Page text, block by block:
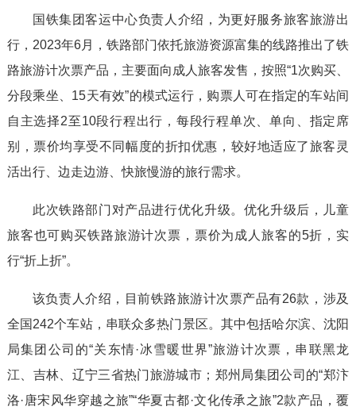
国铁集团客运中心负责人介绍，为更好服务旅客旅游出
行，2023年6月，铁路部门依托旅游资源富集的线路推出了铁
路旅游计次票产品，主要面向成人旅客发售，按照“1次购买、
分段乘坐、15天有效”的模式运行，购票人可在指定的车站间
自主选择2至10段行程出行，每段行程单次、单向、指定席
别，票价均享受不同幅度的折扣优惠，较好地适应了旅客灵
活出行、边走边游、快旅慢游的旅行需求。
此次铁路部门对产品进行优化升级。优化升级后，儿童
旅客也可购买铁路旅游计次票，票价为成人旅客的5折，实
行“折上折”。
该负责人介绍，目前铁路旅游计次票产品有26款，涉及
全国242个车站，串联众多热门景区。其中包括哈尔滨、沈阳
局集团公司的“关东情·冰雪暖世界”旅游计次票，串联黑龙
江、吉林、辽宁三省热门旅游城市；郑州局集团公司的“郑汴
洛·唐宋风华穿越之旅”“华夏古都·文化传承之旅”2款产品，覆